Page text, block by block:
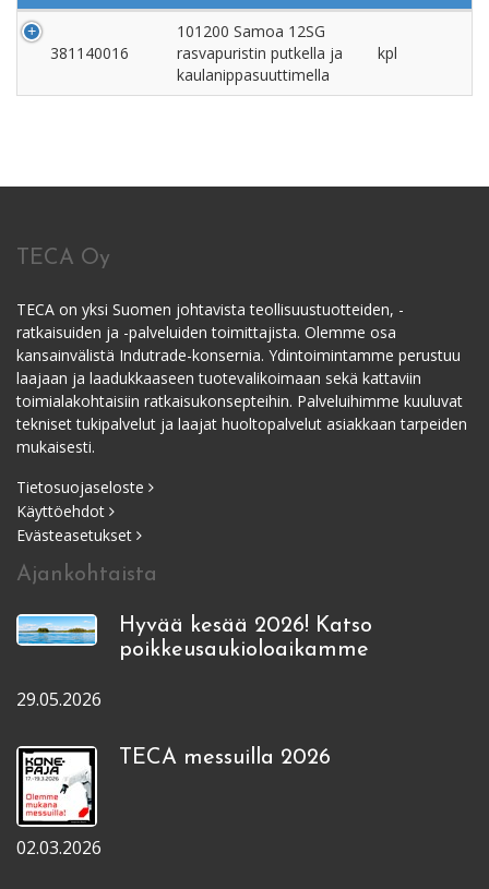
381140016
101200 Samoa 12SG
rasvapuristin putkella ja
kaulanippasuuttimella
kpl
TECA Oy
TECA on yksi Suomen johtavista teollisuustuotteiden, -
ratkaisuiden ja -palveluiden toimittajista. Olemme osa
kansainvälistä Indutrade-konsernia. Ydintoimintamme perustuu
laajaan ja laadukkaaseen tuotevalikoimaan sekä kattaviin
toimialakohtaisiin ratkaisukonsepteihin. Palveluihimme kuuluvat
tekniset tukipalvelut ja laajat huoltopalvelut asiakkaan tarpeiden
mukaisesti.
Tietosuojaseloste
Käyttöehdot
Evästeasetukset
Ajankohtaista
Hyvää kesää 2026! Katso
poikkeusaukioloaikamme
29.05.2026
TECA messuilla 2026
02.03.2026